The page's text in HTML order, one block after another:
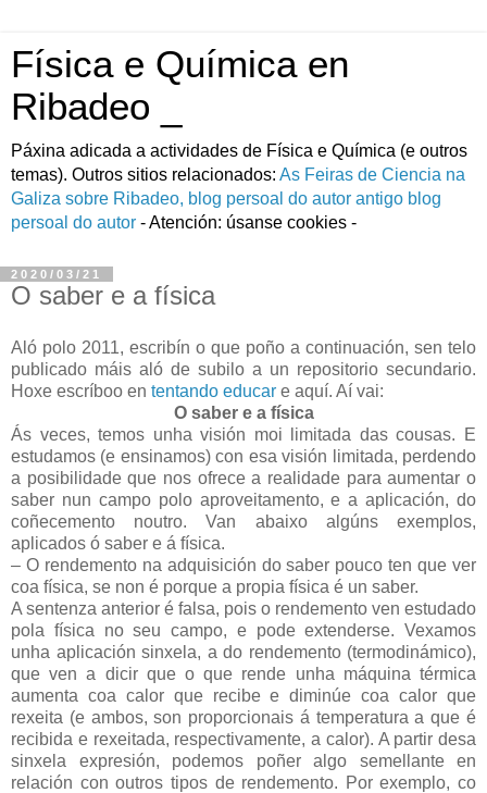
Física e Química en
Ribadeo _
Páxina adicada a actividades de Fí­sica e Quí­mica (e outros
temas). Outros sitios relacionados: As Feiras de Ciencia na
Galiza sobre Ribadeo, blog persoal do autor antigo blog
persoal do autor - Atención: úsanse cookies -
2020/03/21
O saber e a física
Aló polo 2011, escribín o que poño a continuación, sen telo
publicado máis aló de subilo a un repositorio secundario.
Hoxe escríboo en tentando educar e aquí. Aí vai:
O saber e a física
Ás veces, temos unha visión moi limitada das cousas. E
estudamos (e ensinamos) con esa visión limitada, perdendo
a posibilidade que nos ofrece a realidade para aumentar o
saber nun campo polo aproveitamento, e a aplicación, do
coñecemento noutro. Van abaixo algúns exemplos,
aplicados ó saber e á física.
– O rendemento na adquisición do saber pouco ten que ver
coa física, se non é porque a propia física é un saber.
A sentenza anterior é falsa, pois o rendemento ven estudado
pola física no seu campo, e pode extenderse. Vexamos
unha aplicación sinxela, a do rendemento (termodinámico),
que ven a dicir que o que rende unha máquina térmica
aumenta coa calor que recibe e diminúe coa calor que
rexeita (e ambos, son proporcionais á temperatura a que é
recibida e rexeitada, respectivamente, a calor). A partir desa
sinxela expresión, podemos poñer algo semellante en
relación con outros tipos de rendemento. Por exemplo, co